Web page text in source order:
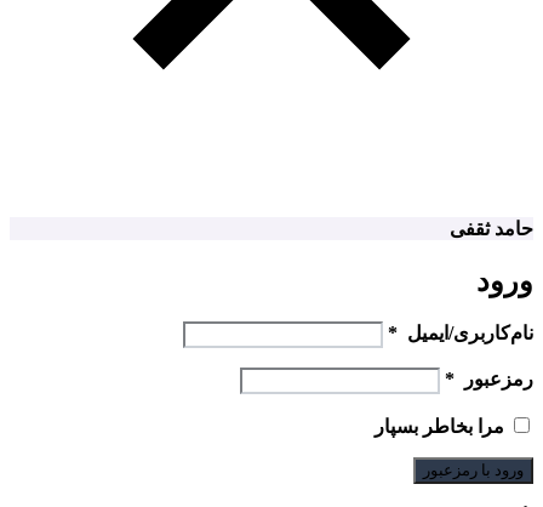
حامد ثقفی
ورود
نام‌کاربری/ایمیل *
رمزعبور *
مرا بخاطر بسپار